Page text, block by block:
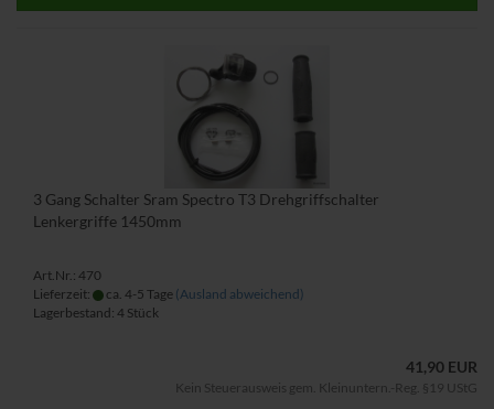
3 Gang Schalter Sram Spectro T3 Drehgriffschalter
Lenkergriffe 1450mm
Art.Nr.: 470
Lieferzeit:
ca. 4-5 Tage (Ausland abweichend)
Lagerbestand: 4 Stück
41,90 EUR
Kein Steuerausweis gem. Kleinuntern.-Reg. §19 UStG